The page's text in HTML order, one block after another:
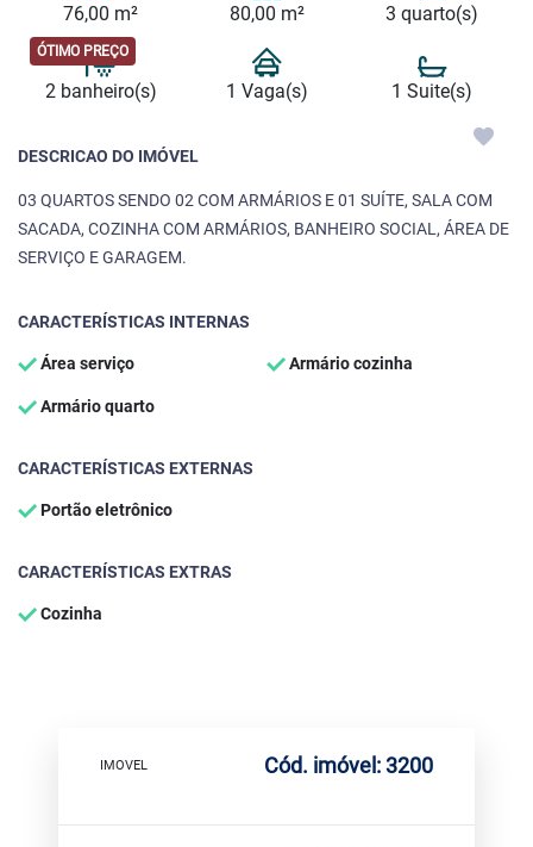
ÓTIMO PREÇO
76,00 m² 80,00 m² 3 quarto(s)
2 banheiro(s) 1 Vaga(s) 1 Suite(s)
DESCRICAO DO IMÓVEL
03 QUARTOS SENDO 02 COM ARMÁRIOS E 01 SUÍTE, SALA COM
SACADA, COZINHA COM ARMÁRIOS, BANHEIRO SOCIAL, ÁREA DE
SERVIÇO E GARAGEM.
CARACTERÍSTICAS INTERNAS
Área serviço Armário cozinha
Armário quarto
CARACTERÍSTICAS EXTERNAS
Portão eletrônico
CARACTERÍSTICAS EXTRAS
Cozinha
IMOVEL Cód. imóvel: 3200